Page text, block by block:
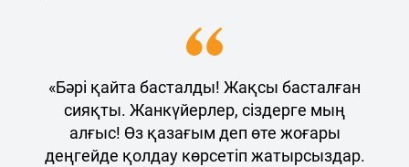
«Бәрі қайта басталды! Жақсы басталған
сияқты. Жанкүйерлер, сіздерге мың
алғыс! Өз қазағым деп өте жоғары
деңгейде қолдау көрсетіп жатырсыздар.